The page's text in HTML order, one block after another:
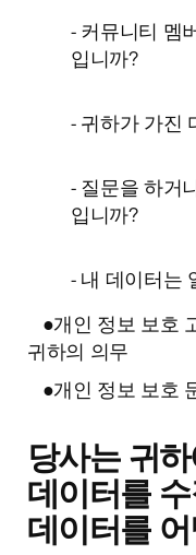
- 커뮤니티 멤
입니까?
- 귀하가 가진
- 질문을 하거
입니까?
- 내 데이터는
●개인 정보 보호
귀하의 의무
●개인 정보 보호
당사는 귀
데이터를
데이터를